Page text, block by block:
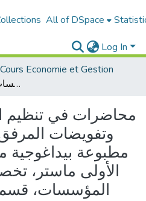
All of DSpace
Log In
Cours Economie et Gestion
محاضرات في تنظيم الصفقات العمومية وتفويضات المرفق العام في الجزائر: مطبوعة بيداغوجية موجهة لطلبة السنة الأولى ماستر، تخصص تسيير وإقتصاد المؤسسات، قسم العلوم الإقتصادية
محاضرات في تنظيم
وتفويضات
مطبوعة بيداغوجية
الأولى ماستر،
المؤسسات، قسم